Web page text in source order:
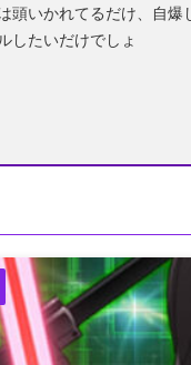
頭いかれてるだけ、自爆
したいだけでしょ